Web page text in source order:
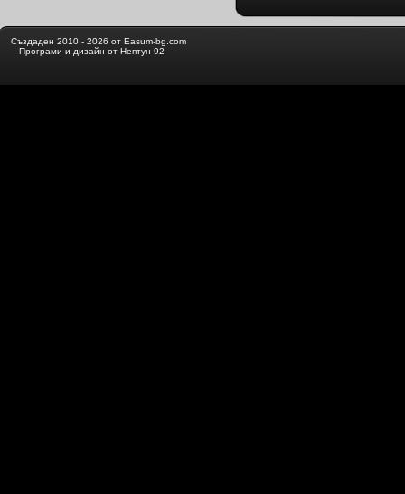
Създаден 2010 - 2026 от Easum-bg.com
Програми и дизайн от Нептун 92